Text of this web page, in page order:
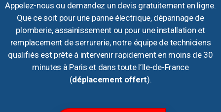
Appelez-nous ou demandez un devis gratuitement en ligne.
Que ce soit pour une panne électrique, dépannage de
plomberie, assainissement ou pour une installation et
remplacement de serrurerie, notre équipe de techniciens
qualifiés est prête à intervenir rapidement en moins de 30
minutes à Paris et dans toute l’Ile-de-France
(déplacement offert).